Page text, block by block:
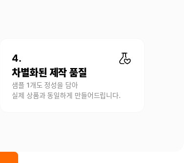
4.
차별화된 제작 품질
샘플 1개도 정성을 담아
실제 상품과 동일하게 만들어드립니다.